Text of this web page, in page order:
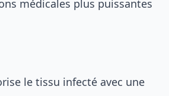
médicales plus puissantes
le tissu infecté avec une